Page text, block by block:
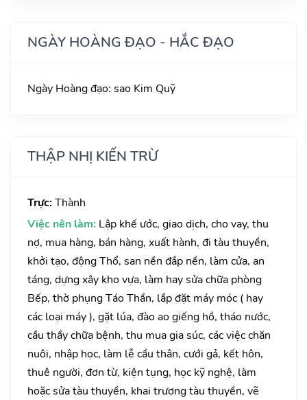
NGÀY HOÀNG ĐẠO - HẮC ĐẠO
Ngày Hoàng đạo: sao Kim Quỹ
THẬP NHỊ KIẾN TRỪ
Trực: Thành
Việc nên làm: Lập khế ước, giao dịch, cho vay, thu
nợ, mua hàng, bán hàng, xuất hành, đi tàu thuyền,
khởi tạo, động Thổ, san nền đắp nền, làm cửa, an
táng, dựng xây kho vựa, làm hay sửa chữa phòng
Bếp, thờ phụng Táo Thần, lắp đặt máy móc ( hay
các loại máy ), gặt lúa, đào ao giếng hồ, tháo nước,
cầu thầy chữa bệnh, thu mua gia súc, các việc chăn
nuôi, nhập học, làm lễ cầu thân, cưới gả, kết hôn,
thuê người, đơn từ, kiện tụng, học kỹ nghệ, làm
hoặc sửa tàu thuyền, khai trương tàu thuyền, vẽ